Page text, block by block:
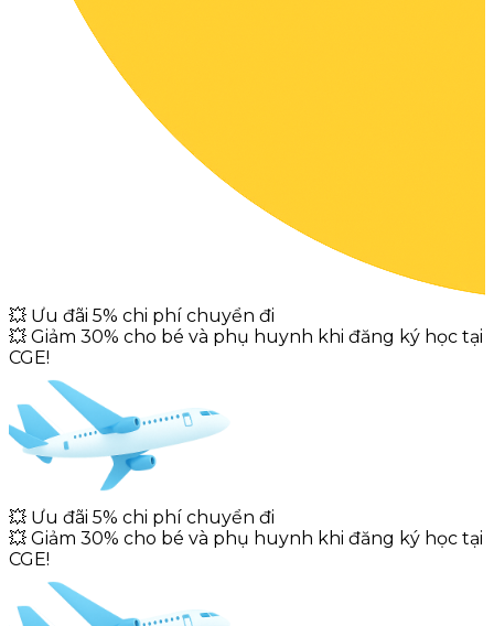
💥 Ưu đãi 5% chi phí chuyển đi
💥 Giảm 30% cho bé và phụ huynh khi đăng ký học tại
CGE!
💥 Ưu đãi 5% chi phí chuyển đi
💥 Giảm 30% cho bé và phụ huynh khi đăng ký học tại
CGE!